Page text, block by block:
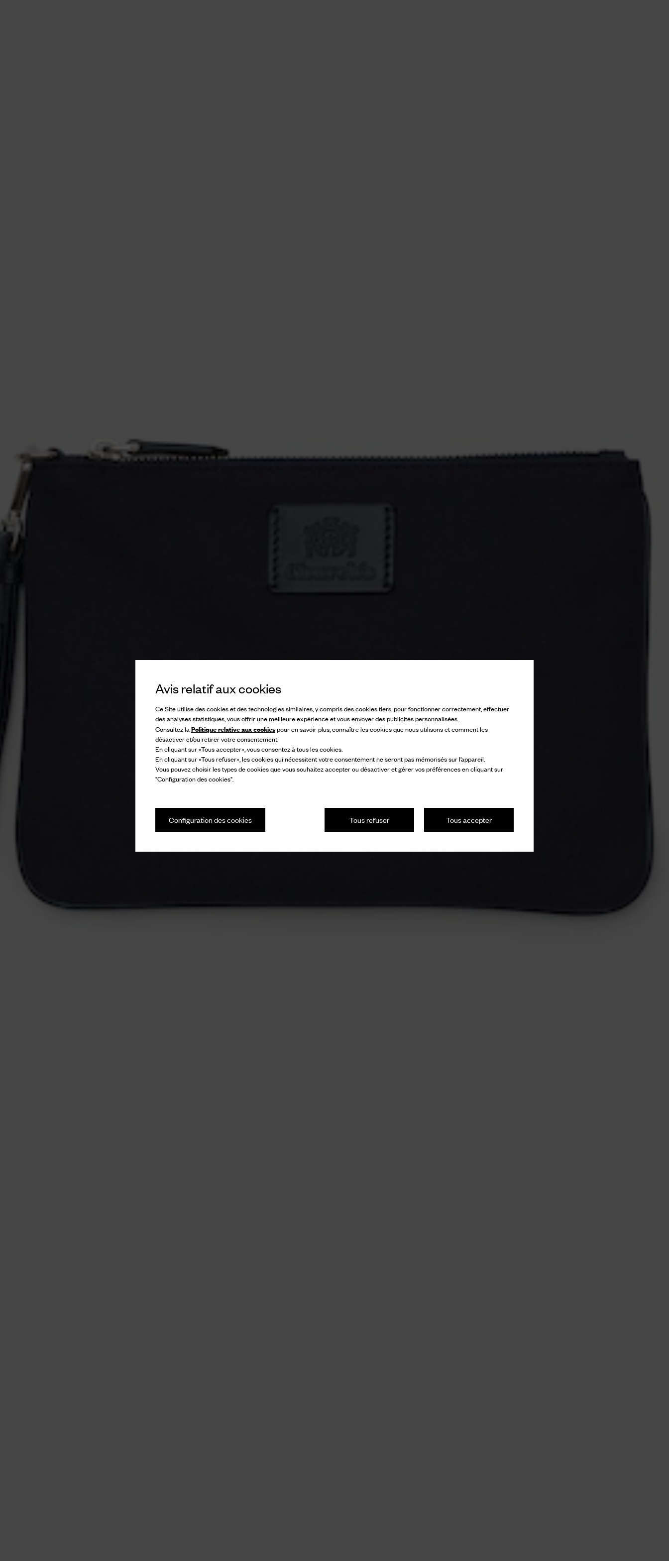
Avis relatif aux cookies
Ce Site utilise des cookies et des technologies similaires, y compris des cookies tiers, pour fonctionner correctement, effectuer
des analyses statistiques, vous offrir une meilleure expérience et vous envoyer des publicités personnalisées.
Consultez la Politique relative aux cookiespour en savoir plus, connaître les cookies que nous utilisons et comment les
désactiver et/ou retirer votre consentement.
En cliquant sur «Tous accepter», vous consentez à tous les cookies.
En cliquant sur «Tous refuser», les cookies qui nécessitent votre consentement ne seront pas mémorisés sur l’appareil.
Vous pouvez choisir les types de cookies que vous souhaitez accepter ou désactiver et gérer vos préférences en cliquant sur
"Configuration des cookies".
Tous accepter
Tous refuser
Configuration des cookies